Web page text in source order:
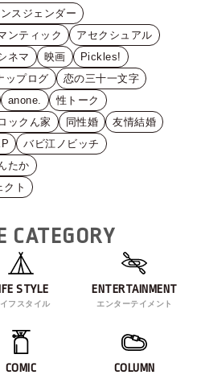
ンスジェンダー
ンティック
アセクシュアル
ネマ 映画
Pickles!
ップログ
恋の三十一文字
anone.
性トーク
ックん家 同性婚
友情結婚
バビ江ノビッチ
たか
ト
CATEGORY
STYLE
フスタイル
ENTERTAINMENT
エンターテイメント
COMIC COLUMN